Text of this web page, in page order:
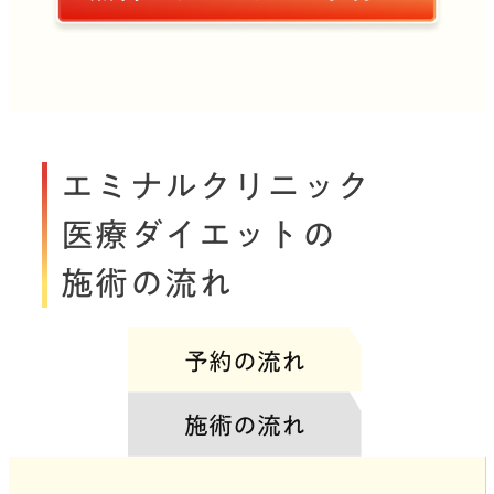
エミナルクリニック
医療ダイエットの
施術の流れ
予約の流れ
施術の流れ